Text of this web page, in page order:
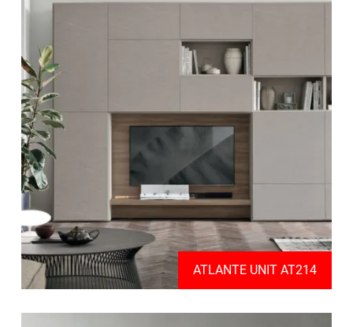
ATLANTE UNIT AT214